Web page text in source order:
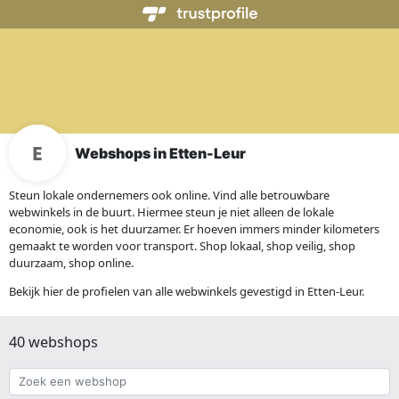
Webshops in Etten-Leur
Steun lokale ondernemers ook online. Vind alle betrouwbare
webwinkels in de buurt. Hiermee steun je niet alleen de lokale
economie, ook is het duurzamer. Er hoeven immers minder kilometers
gemaakt te worden voor transport. Shop lokaal, shop veilig, shop
duurzaam, shop online.
Bekijk hier de profielen van alle webwinkels gevestigd in Etten-Leur.
40 webshops
Zoek
een